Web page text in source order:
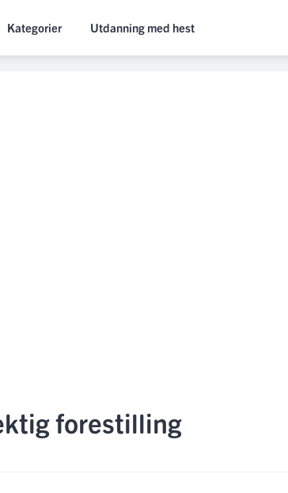
Kategorier Utdanning med hest
forestilling